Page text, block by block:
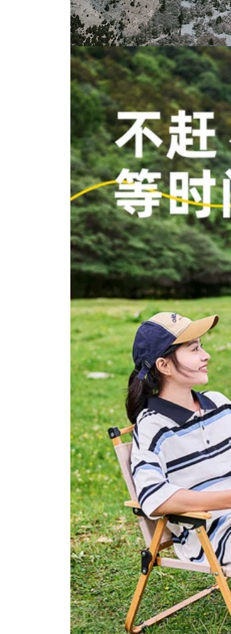
Bàn Dã Ngoại Bộ
Bàn Ghế Cắm Trại
Hoàn Chỉnh Thiết Bị
Tiếp Liệu Trứng
Cuộn Bàn CS ghế
sofa gấp gọn ghế
Ghế xếp ngoài trời
Ghế Kermit ghế cắm
gấp di động bãi biển
ghế siêu nhẹ câu cá
phân ghế xếp gọn
thông minh bàn ăn
Ghế xếp ngoài trời,
ghế gấp di động,
ghế tựa nhỏ sinh
viên nghệ thuật
Mazar, ghế cắm trại
siêu nhẹ, ghế câu cá
bàn ghế du lịch ghế
ghế gấp gọn Đô Thị
Sóng Ghế Gấp
Ngoài Trời Cắm Trại
Gấp Di Động Phân
Xếp Hàng Hiện Vật
Câu Cá Pony Băng
Ghế Dự Bị bộ bàn
ghế ăn cơm gấp gọn
bàn ăn xếp gọn Bàn
ghế xếp ngoài trời
Urban Wave, bàn
ghế picnic di động,
bàn trứng cuộn,
bàn cắm trại, trọn
bộ trang thiết bị vật
dụng bàn ghế gấp
bàn ghế ăn gấp gọn
nhẹ di động,
câu cá cắm
thư giãn dã
cắm trại
ghế gấp gọn
cao gấp gọn
446,000
Ngoài Trời
Bàn Gấp
Gian Hàng
Giải Trí Dã
Bàn Ghế Đa
Thiết Bị
Bàn bàn ghế
ghế gấp gọn
363,000
ghế nằm
Thị Sóng
Ghế Gấp Di
Thiết Bị Đánh
Ghế Phân
Phác Thảo
ghế ngủ gấp
bàn ghế dã
289,000
Đô Thị Sóng
Gấp Ngoài
Động Giải Trí
Trại Ghế Gỗ
Chắn Siêu
Trăng Bướm
bàn ghế gấp
bàn ghế ăn
724,000
bàn ghế gấp
Sóng Ghế
Ngoài Trời
Siêu Nhẹ
Phân Cắm
Mazar Ghế
Trăng Sinh
Nghệ Thuật
Bẹp Đầu bàn
gọn 4 ghế
xếp gọn
422,000